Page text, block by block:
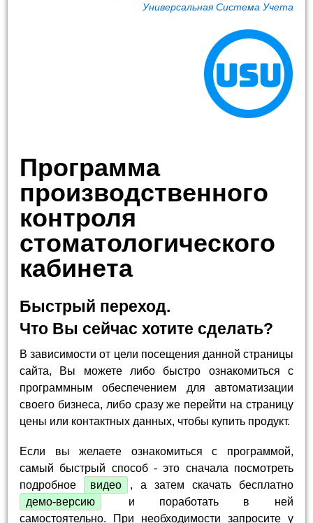
Универсальная Система Учета
Программа
производственного
контроля
стоматологического
кабинета
Быстрый переход.
Что Вы сейчас хотите сделать?
В зависимости от цели посещения данной страницы
сайта, Вы можете либо быстро ознакомиться с
программным обеспечением для автоматизации
своего бизнеса, либо сразу же перейти на страницу
цены или контактных данных, чтобы купить продукт.
Если вы желаете ознакомиться с программой,
самый быстрый способ - это сначала посмотреть
подробное
видео
, а затем скачать бесплатно
демо-версию
и поработать в ней
самостоятельно. При необходимости запросите у